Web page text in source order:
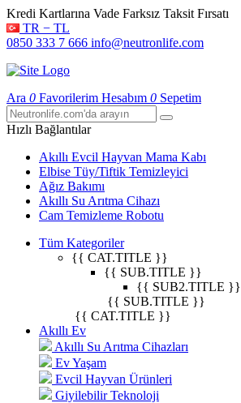
Kredi Kartlarına Vade Farksız Taksit Fırsatı
TR − TL
0850 333 7 666 info@neutronlife.com
Ara 0 Favorilerim Hesabım 0 Sepetim
Hızlı Bağlantılar
Akıllı Evcil Hayvan Mama Kabı
Elbise Tüy/Tiftik Temizleyici
Ağız Bakımı
Akıllı Su Arıtma Cihazı
Cam Temizleme Robotu
Tüm Kategoriler
{{ CAT.TITLE }}
{{ SUB.TITLE }}
{{ SUB2.TITLE }}
{{ SUB.TITLE }}
{{ CAT.TITLE }}
Akıllı Ev
Akıllı Su Arıtma Cihazları
Ev Yaşam
Evcil Hayvan Ürünleri
Giyilebilir Teknoloji